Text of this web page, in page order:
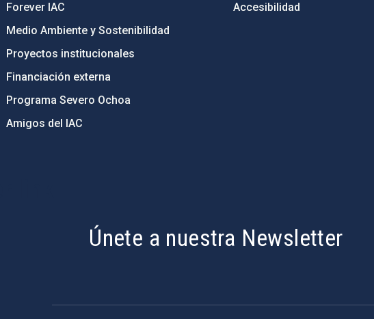
Forever IAC
Medio Ambiente y Sostenibilidad
Proyectos institucionales
Financiación externa
Programa Severo Ochoa
Amigos del IAC
Accesibilidad
Únete a nuestra Newsletter